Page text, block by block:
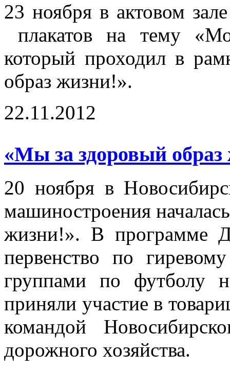
23 ноября в актовом
плакатов на тему
который проходил в
образ жизни!».
22.11.2012
«Мы за здоровый
20 ноября в
машиностроения
жизни!». В программе
первенство по
группами по футболу
приняли участие в
командой
дорожного хозяйства.